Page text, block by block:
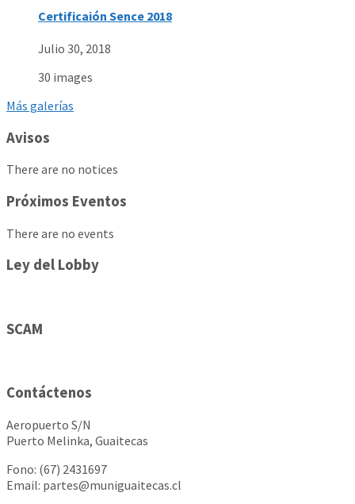
Certificaión Sence 2018
Julio 30, 2018
30 images
Más galerías
Avisos
There are no notices
Próximos Eventos
There are no events
Ley del Lobby
SCAM
Contáctenos
Aeropuerto S/N
Puerto Melinka, Guaitecas
Fono: (67) 2431697
Email: partes@muniguaitecas.cl